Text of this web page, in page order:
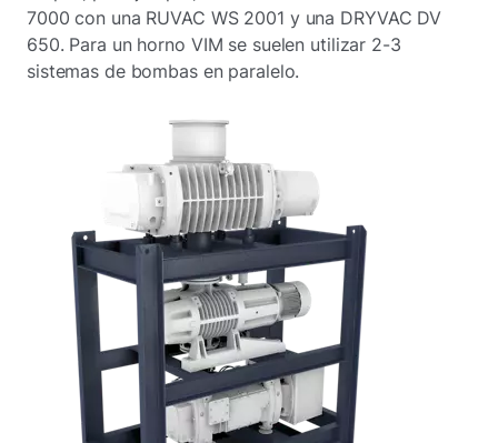
7000 con una RUVAC WS 2001 y una DRYVAC DV
650. Para un horno VIM se suelen utilizar 2-3
sistemas de bombas en paralelo.